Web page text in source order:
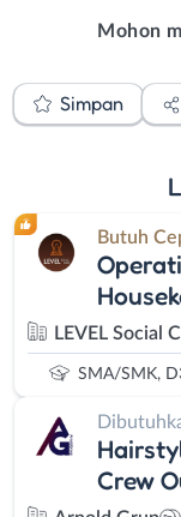
Mohon
Simpan
Butuh
LEVEL Social
SMA/SMK,
Crew